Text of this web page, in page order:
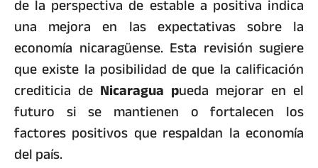
una mejora en las expectativas sobre la
economía nicaragüense. Esta revisión sugiere
que existe la posibilidad de que la calificación
crediticia de Nicaragua pueda mejorar en el
futuro si se mantienen o fortalecen los
factores positivos que respaldan la economía
del país.